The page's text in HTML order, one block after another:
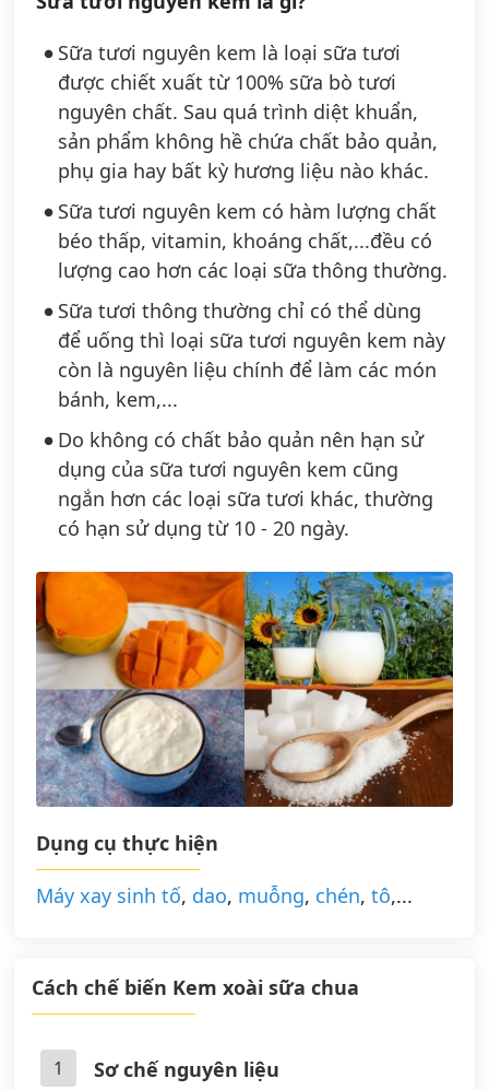
Sữa tươi nguyên kem là loại sữa tươi
được chiết xuất từ 100% sữa bò tươi
nguyên chất. Sau quá trình diệt khuẩn,
sản phẩm không hề chứa chất bảo quản,
phụ gia hay bất kỳ hương liệu nào khác.
Sữa tươi nguyên kem có hàm lượng chất
béo thấp, vitamin, khoáng chất,...đều có
lượng cao hơn các loại sữa thông thường.
Sữa tươi thông thường chỉ có thể dùng
để uống thì loại sữa tươi nguyên kem này
còn là nguyên liệu chính để làm các món
bánh, kem,...
Do không có chất bảo quản nên hạn sử
dụng của sữa tươi nguyên kem cũng
ngắn hơn các loại sữa tươi khác, thường
có hạn sử dụng từ 10 - 20 ngày.
Dụng cụ thực hiện
Máy xay sinh tố, dao, muỗng, chén, tô,...
Cách chế biến Kem xoài sữa chua
1 Sơ chế nguyên liệu